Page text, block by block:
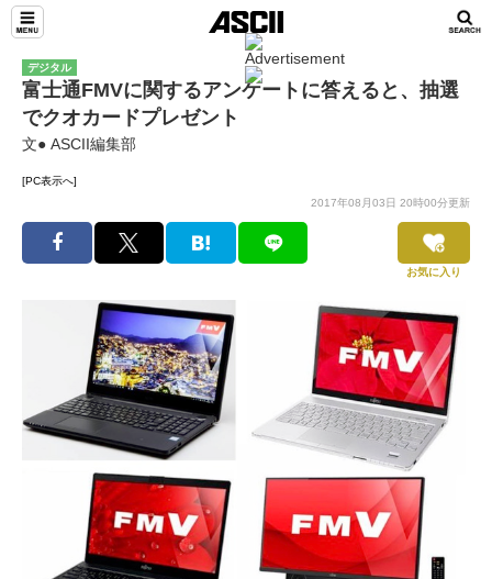
デジタル
富士通FMVに関するアンケートに答えると、抽選
でクオカードプレゼント
文● ASCII編集部
[PC表示へ]
2017年08月03日 20時00分更新
お気に入り